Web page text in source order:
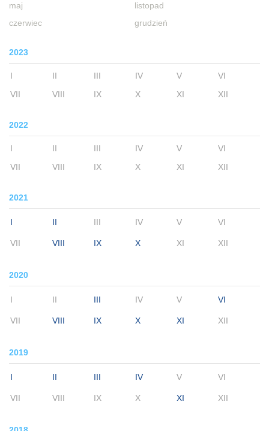
maj
czerwiec
listopad
grudzień
2023
I II III IV V
VI
VII
VIII IX X XI XII
2022
I II III IV V
VI
VII
VIII IX X XI XII
2021
I II III IV V VI
VII VIII IX X XI XII
2020
I II III IV V VI
VII VIII IX X XI XII
2019
I II III IV V VI
VII VIII IX X XI XII